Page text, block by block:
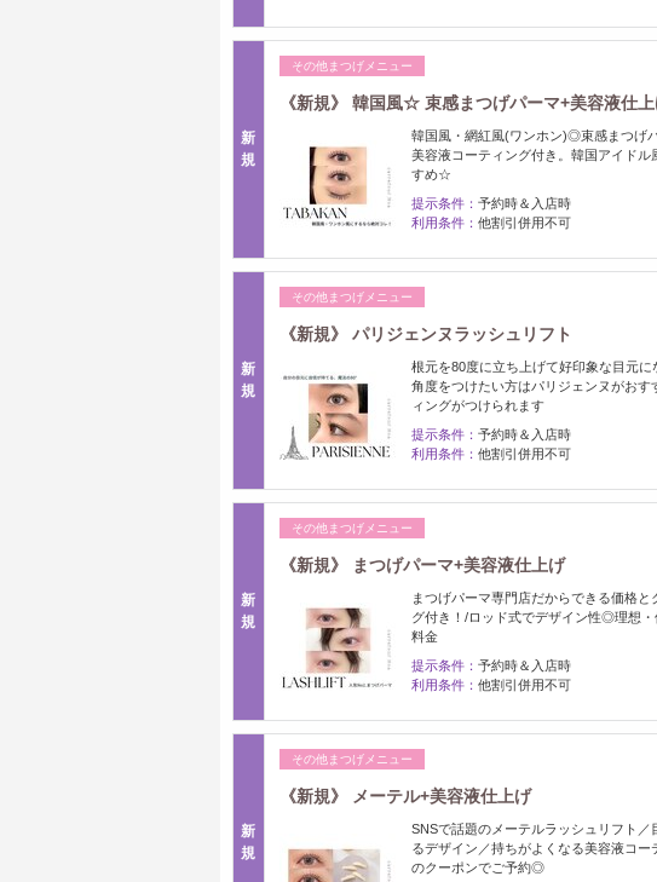
新
規
その他まつげメニュー
《新規》 韓国風☆ 束感まつげパーマ+美容液仕
韓国風・網紅風(ワンホン)◎束感まつげ
美容液コーティング付き。韓国アイド
すめ☆
提示条件： 予約時＆入店時
利用条件： 他割引併用不可
新
規
その他まつげメニュー
《新規》 パリジェンヌラッシュリフト
根元を80度に立ち上げて好印象な目元
角度をつけたい方はパリジェンヌがお
ィングがつけられます
提示条件： 予約時＆入店時
利用条件： 他割引併用不可
新
規
その他まつげメニュー
《新規》 まつげパーマ+美容液仕上げ
まつげパーマ専門店だからできる価格
グ付き！/ロッド式でデザイン性◎理想
料金
提示条件： 予約時＆入店時
利用条件： 他割引併用不可
新
規
その他まつげメニュー
《新規》 メーテル+美容液仕上げ
SNSで話題のメーテルラッシュリフト
るデザイン／持ちがよくなる美容液コ
のクーポンでご予約◎